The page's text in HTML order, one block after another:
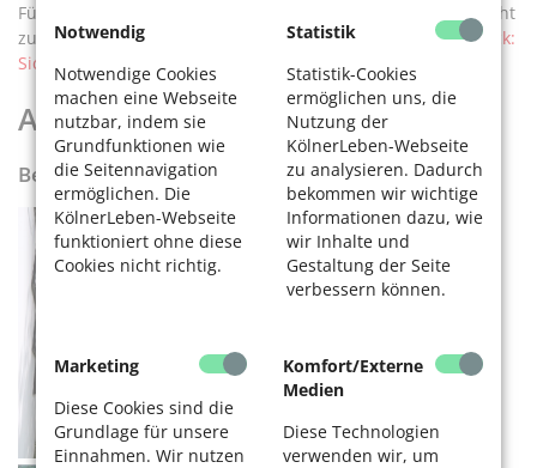
Notwendig
Notwendige Cookies
machen eine Webseite
nutzbar, indem sie
Grundfunktionen wie
die Seitennavigation
ermöglichen. Die
KölnerLeben-Webseite
funktioniert ohne diese
Cookies nicht richtig.
Statistik
Statistik-Cookies
ermöglichen uns, die
Nutzung der
KölnerLeben-Webseite
zu analysieren. Dadurch
bekommen wir wichtige
Informationen dazu, wie
wir Inhalte und
Gestaltung der Seite
verbessern können.
Marketing
Diese Cookies sind die
Grundlage für unsere
Einnahmen. Wir nutzen
Komfort/Externe
Medien
Diese Technologien
verwenden wir, um
Für alle Radfahrer und Radfahrerinnen gibt es eine Übersicht
zu den wichtigen Fahrrad-Themen. Lesen Sie:
Auf einen Blick:
Sicherheit, Service und Ausflüge rund ums Radeln.
Ausflüge in und um Köln
Beste Orte für Erholung in Köln